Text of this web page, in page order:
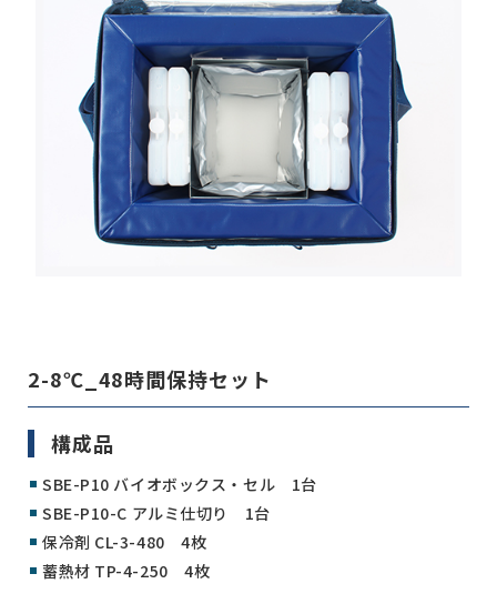
2-8℃_48時間保持セット
構成品
SBE-P10 バイオボックス・セル 1台
SBE-P10-C アルミ仕切り 1台
保冷剤 CL-3-480 4枚
蓄熱材 TP-4-250 4枚